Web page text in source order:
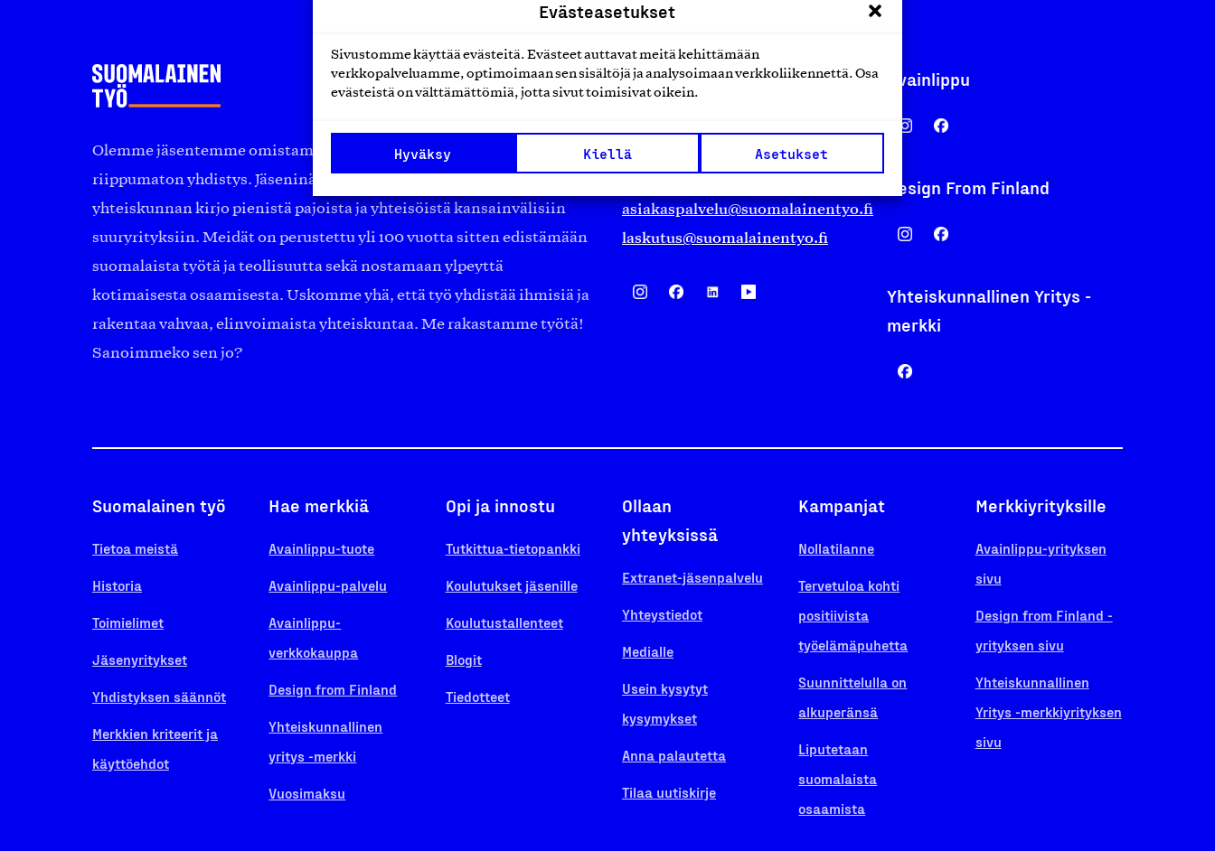
Evästeasetukset
Sivustomme käyttää evästeitä. Evästeet auttavat meitä kehittämään
verkkopalveluamme, optimoimaan sen sisältöjä ja analysoimaan verkkoliikennettä. Osa
evästeistä on välttämättömiä, jotta sivut toimisivat oikein.
Hyväksy Kiellä Asetukset
Olemme jäsentemme omistama puolueeton, työmarkkinajärjestöistä
riippumaton yhdistys. Jäseninämme on koko suomalaisen
yhteiskunnan kirjo pienistä pajoista ja yhteisöistä kansainvälisiin
suuryrityksiin. Meidät on perustettu yli 100 vuotta sitten edistämään
suomalaista työtä ja teollisuutta sekä nostamaan ylpeyttä
kotimaisesta osaamisesta. Uskomme yhä, että työ yhdistää ihmisiä ja
rakentaa vahvaa, elinvoimaista yhteiskuntaa. Me rakastamme työtä!
Sanoimmeko sen jo?
Suomalainen työ ry
00130 Helsinki
asiakaspalvelu@suomalainentyo.fi
laskutus@suomalainentyo.fi
Avainlippu
Design From Finland
Yhteiskunnallinen Yritys -
merkki
Suomalainen työ
Tietoa meistä
Historia
Toimielimet
Jäsenyritykset
Yhdistyksen säännöt
Merkkien kriteerit ja
käyttöehdot
Hae merkkiä
Avainlippu-tuote
Avainlippu-palvelu
Avainlippu-
verkkokauppa
Design from Finland
Yhteiskunnallinen
yritys -merkki
Vuosimaksu
Opi ja innostu
Tutkittua-tietopankki
Koulutukset jäsenille
Koulutustallenteet
Blogit
Tiedotteet
Ollaan
yhteyksissä
Extranet-jäsenpalvelu
Yhteystiedot
Medialle
Usein kysytyt
kysymykset
Anna palautetta
Tilaa uutiskirje
Kampanjat
Nollatilanne
Tervetuloa kohti
positiivista
työelämäpuhetta
Suunnittelulla on
alkuperänsä
Liputetaan
suomalaista
osaamista
Merkkiyrityksille
Avainlippu-yrityksen
sivu
Design from Finland -
yrityksen sivu
Yhteiskunnallinen
Yritys -merkkiyrityksen
sivu